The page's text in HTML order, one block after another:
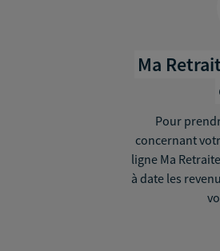
Ma
Pour
concernant
ligne Ma
à date les